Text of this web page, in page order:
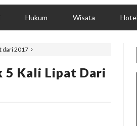
Hukum Wisata Hotel
dari 2017
5 Kali Lipat Dari